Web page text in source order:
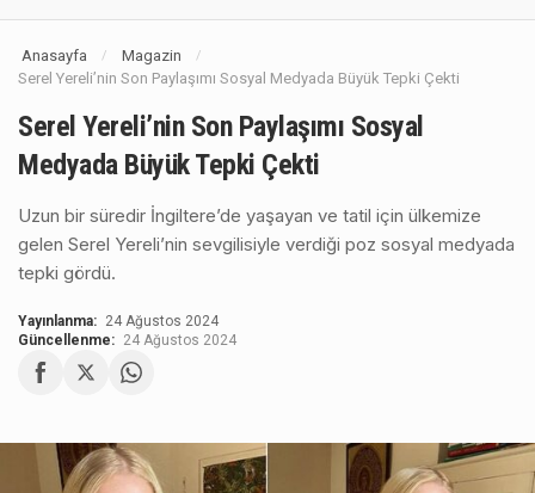
Anasayfa / Magazin /
Serel Yereli’nin Son Paylaşımı Sosyal Medyada Büyük Tepki Çekti
Serel Yereli’nin Son Paylaşımı Sosyal
Medyada Büyük Tepki Çekti
Uzun bir süredir İngiltere’de yaşayan ve tatil için ülkemize
gelen Serel Yereli’nin sevgilisiyle verdiği poz sosyal medyada
tepki gördü.
Yayınlanma: 24 Ağustos 2024
Güncellenme: 24 Ağustos 2024